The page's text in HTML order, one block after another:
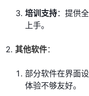
培训支持：提供
上手。
其他软件：
部分软件在界面
体验不够友好。